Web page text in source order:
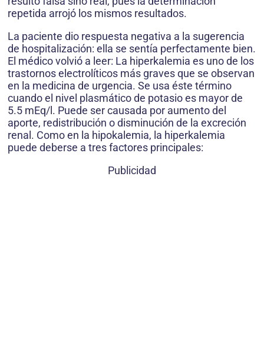
repetida arrojó los mismos resultados.
La paciente dio respuesta negativa a la sugerencia
de hospitalización: ella se sentía perfectamente bien.
El médico volvió a leer: La hiperkalemia es uno de los
trastornos electrolíticos más graves que se observan
en la medicina de urgencia. Se usa éste término
cuando el nivel plasmático de potasio es mayor de
5.5 mEq/l. Puede ser causada por aumento del
aporte, redistribución o disminución de la excreción
renal. Como en la hipokalemia, la hiperkalemia
puede deberse a tres factores principales:
Publicidad